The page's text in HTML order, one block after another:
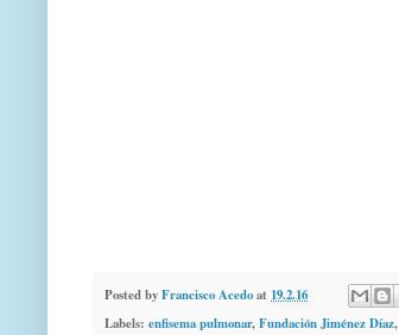
Posted byFrancisco Acedoat 19.2.16
Labels: enfisema pulmonar,Fundación Jiménez Díaz,